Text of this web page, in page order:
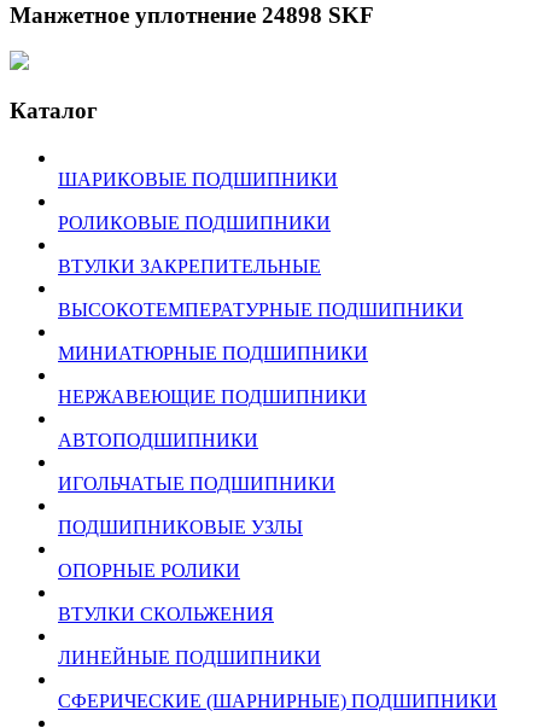
Манжетное уплотнение 24898 SKF
Каталог
ШАРИКОВЫЕ ПОДШИПНИКИ
РОЛИКОВЫЕ ПОДШИПНИКИ
ВТУЛКИ ЗАКРЕПИТЕЛЬНЫЕ
ВЫСОКОТЕМПЕРАТУРНЫЕ ПОДШИПНИКИ
МИНИАТЮРНЫЕ ПОДШИПНИКИ
НЕРЖАВЕЮЩИЕ ПОДШИПНИКИ
АВТОПОДШИПНИКИ
ИГОЛЬЧАТЫЕ ПОДШИПНИКИ
ПОДШИПНИКОВЫЕ УЗЛЫ
ОПОРНЫЕ РОЛИКИ
ВТУЛКИ СКОЛЬЖЕНИЯ
ЛИНЕЙНЫЕ ПОДШИПНИКИ
СФЕРИЧЕСКИЕ (ШАРНИРНЫЕ) ПОДШИПНИКИ